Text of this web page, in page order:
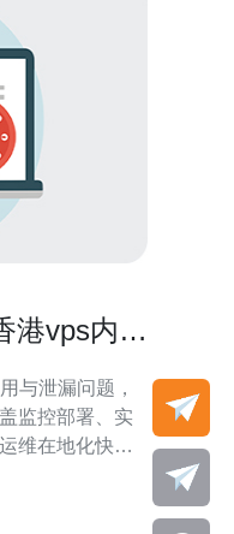
港vps内存
与泄漏问题，
监控部署、实
维在地化快速
用”与“内存泄